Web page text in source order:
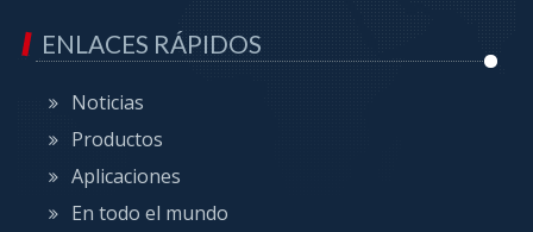
ENLACES RÁPIDOS
Noticias
Productos
Aplicaciones
En todo el mundo